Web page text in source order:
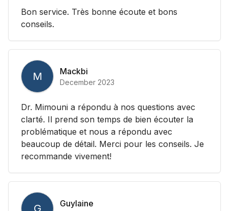
Bon service. Très bonne écoute et bons
conseils.
M Mackbi
December 2023
Dr. Mimouni a répondu à nos questions avec
clarté. Il prend son temps de bien écouter la
problématique et nous a répondu avec
beaucoup de détail. Merci pour les conseils. Je
recommande vivement!
G Guylaine